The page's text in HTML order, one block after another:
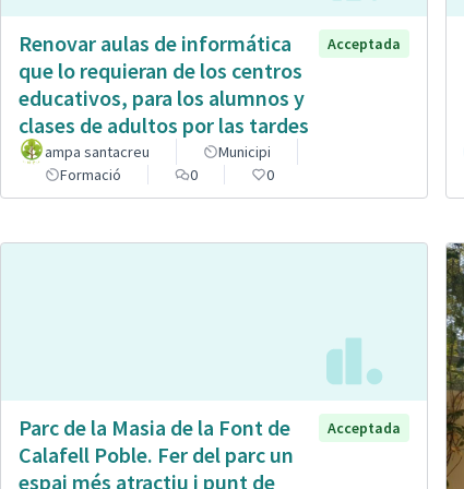
Renovar aulas de informática
que lo requieran de los centros
educativos, para los alumnos y
clases de adultos por las tardes
Acceptada
ampa santacreu
Municipi
Formació
0 0
Parc de la Masia de la Font de
Calafell Poble. Fer del parc un
espai més atractiu i punt de
Acceptada